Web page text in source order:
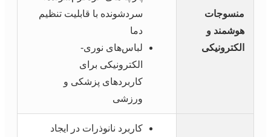
منسوجات
هوشمند و
الکترونیکی
سردشونده با قابلیت تنظیم
دما
لباس‌های نوری-
الکترونیکی برای
کاربردهای پزشکی و
ورزشی
کاربرد نانوذرات در ایجاد